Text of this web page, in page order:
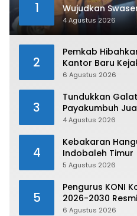
1
Wujudkan
Pangan di
4 Agustus 2026
2
Pemkab
Kantor Baru
Kota
6 Agustus 2026
3
Tundukkan
Payakumbuh
Payakumbuh 2026
4 Agustus 2026
4
Kebakaran
Indobaleh Timur
5 Agustus 2026
5
Pengurus KONI
2026-2030
6 Agustus 2026